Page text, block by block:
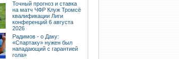
Точный прогноз и ставка
на матч ЧФР Клуж Тромсё
квалификации Лиги
конференций 6 августа
2026
Радимов - о Даку:
«Спартаку» нужен был
нападающий с гарантией
гола»